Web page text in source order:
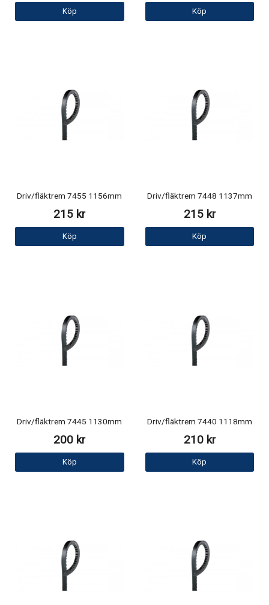
Köp Köp
Driv/fläktrem 7455 1156mm
215 kr
Köp
Driv/fläktrem 7448 1137mm
215 kr
Köp
Driv/fläktrem 7445 1130mm
200 kr
Köp
Driv/fläktrem 7440 1118mm
210 kr
Köp